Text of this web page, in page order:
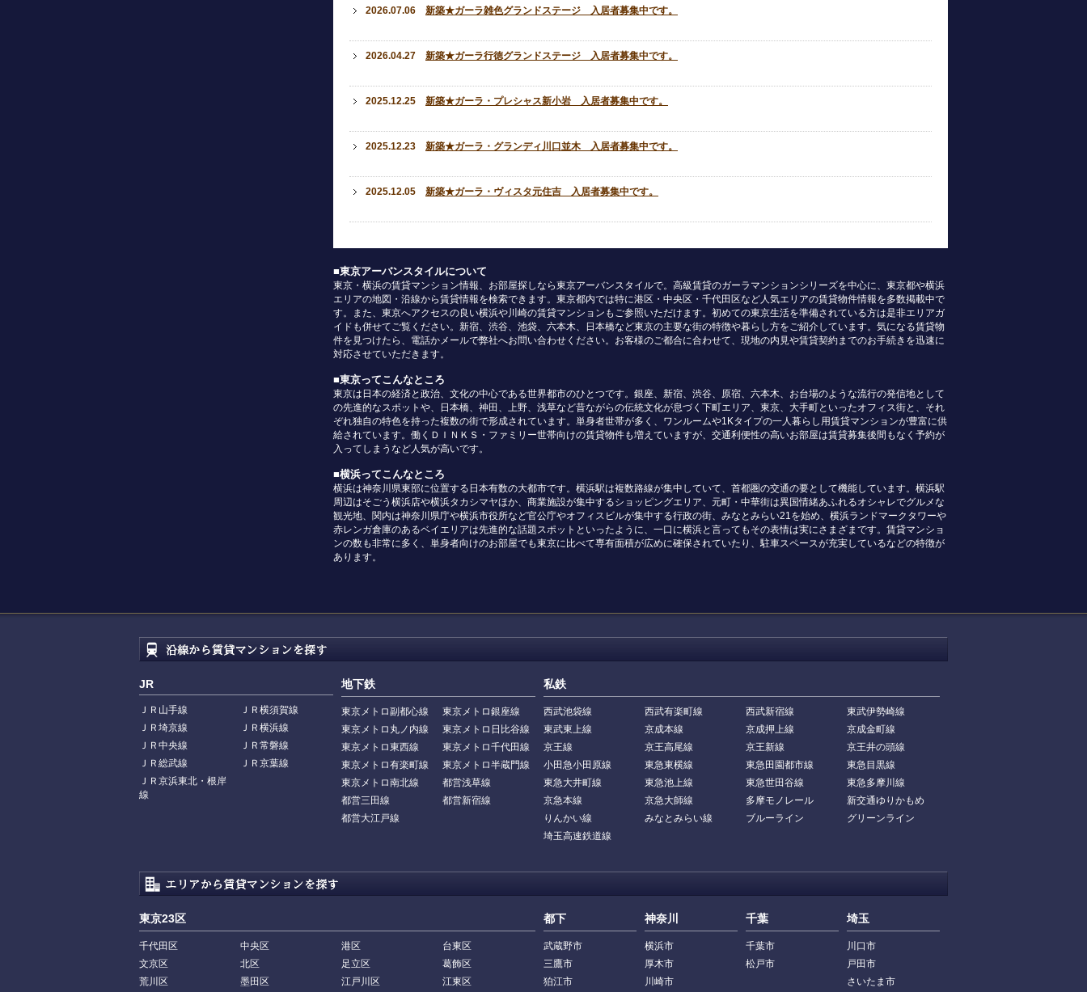
2026.07.06 新築★ガーラ雑色グランドステージ 入居者募集中です。
2026.04.27 新築★ガーラ行徳グランドステージ 入居者募集中です。
2025.12.25 新築★ガーラ・プレシャス新小岩 入居者募集中です。
2025.12.23 新築★ガーラ・グランディ川口並木 入居者募集中です。
2025.12.05 新築★ガーラ・ヴィスタ元住吉 入居者募集中です。
■東京アーバンスタイルについて
東京・横浜の賃貸マンション情報、お部屋探しなら東京アーバンスタイルで。高級賃貸のガーラマンションシリーズを中心に、東京都や横浜
エリアの地図・沿線から賃貸情報を検索できます。東京都内では特に港区・中央区・千代田区など人気エリアの賃貸物件情報を多数掲載中で
す。また、東京へアクセスの良い横浜や川崎の賃貸マンションもご参照いただけます。初めての東京生活を準備されている方は是非エリアガ
イドも併せてご覧ください。新宿、渋谷、池袋、六本木、日本橋など東京の主要な街の特徴や暮らし方をご紹介しています。気になる賃貸物
件を見つけたら、電話かメールで弊社へお問い合わせください。お客様のご都合に合わせて、現地の内見や賃貸契約までのお手続きを迅速に
対応させていただきます。
■東京ってこんなところ
東京は日本の経済と政治、文化の中心である世界都市のひとつです。銀座、新宿、渋谷、原宿、六本木、お台場のような流行の発信地として
の先進的なスポットや、日本橋、神田、上野、浅草など昔ながらの伝統文化が息づく下町エリア、東京、大手町といったオフィス街と、それ
ぞれ独自の特色を持った複数の街で形成されています。単身者世帯が多く、ワンルームや1Kタイプの一人暮らし用賃貸マンションが豊富に供
給されています。働くＤＩＮＫＳ・ファミリー世帯向けの賃貸物件も増えていますが、交通利便性の高いお部屋は賃貸募集後間もなく予約が
入ってしまうなど人気が高いです。
■横浜ってこんなところ
横浜は神奈川県東部に位置する日本有数の大都市です。横浜駅は複数路線が集中していて、首都圏の交通の要として機能しています。横浜駅
周辺はそごう横浜店や横浜タカシマヤほか、商業施設が集中するショッピングエリア、元町・中華街は異国情緒あふれるオシャレでグルメな
観光地、関内は神奈川県庁や横浜市役所など官公庁やオフィスビルが集中する行政の街、みなとみらい21を始め、横浜ランドマークタワーや
赤レンガ倉庫のあるベイエリアは先進的な話題スポットといったように、一口に横浜と言ってもその表情は実にさまざまです。賃貸マンショ
ンの数も非常に多く、単身者向けのお部屋でも東京に比べて専有面積が広めに確保されていたり、駐車スペースが充実しているなどの特徴が
あります。
JR
ＪＲ山手線
ＪＲ横須賀線
ＪＲ埼京線
ＪＲ横浜線
ＪＲ中央線
ＪＲ常磐線
ＪＲ総武線
ＪＲ京葉線
ＪＲ京浜東北・根岸
線
地下鉄
東京メトロ副都心線
東京メトロ銀座線
東京メトロ丸ノ内線
東京メトロ日比谷線
東京メトロ東西線
東京メトロ千代田線
東京メトロ有楽町線
東京メトロ半蔵門線
東京メトロ南北線
都営浅草線
都営三田線
都営新宿線
都営大江戸線
私鉄
西武池袋線 西武有楽町線 西武新宿線
東武伊勢崎線
東武東上線
京成本線 京成押上線
京成金町線
京王線
京王高尾線 京王新線
京王井の頭線
小田急小田原線
東急東横線 東急田園都市線
東急目黒線
東急大井町線
東急池上線 東急世田谷線
東急多摩川線
京急本線
京急大師線 多摩モノレール
新交通ゆりかもめ
りんかい線
みなとみらい線 ブルーライン
グリーンライン
埼玉高速鉄道線
東京23区
千代田区 中央区 港区
台東区
文京区
北区 足立区
葛飾区
荒川区
墨田区 江戸川区 江東区
都下
武蔵野市
三鷹市
狛江市
神奈川
横浜市
厚木市
川崎市
千葉
千葉市
松戸市
埼玉
川口市
戸田市
さいたま市